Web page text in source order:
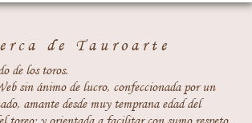
de Tauroarte
de los toros.
sin ánimo de lucro, confeccionada por un
amante desde muy temprana edad del